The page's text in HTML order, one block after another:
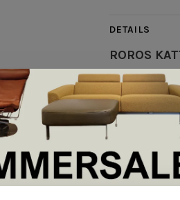
DETAILS
ROROS
Ontwerper:
Afmeting:
In augustus
bij Roros en
Judy werd
door het